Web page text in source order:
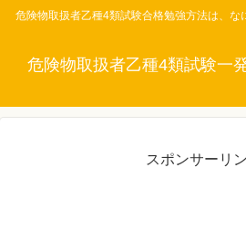
危険物取扱者乙種4類試験合格勉強方法は、な
危険物取扱者乙種4類試験一
スポンサーリ